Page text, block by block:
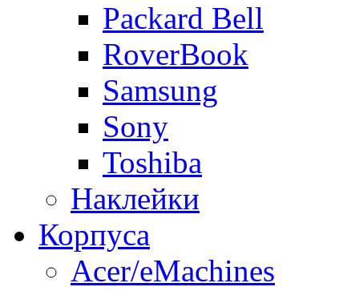
Packard Bell
RoverBook
Samsung
Sony
Toshiba
Наклейки
Корпуса
Acer/eMachines